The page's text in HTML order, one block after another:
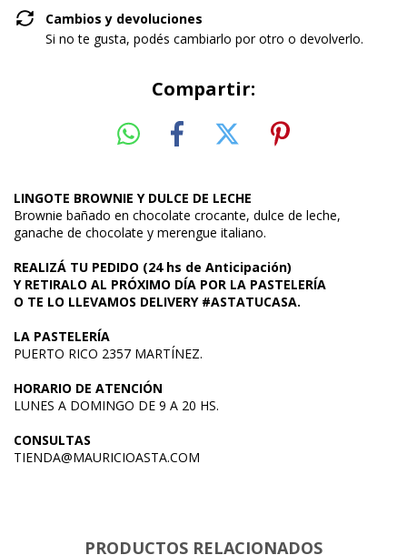
Cambios y devoluciones
Si no te gusta, podés cambiarlo por otro o devolverlo.
Compartir:
LINGOTE BROWNIE Y DULCE DE LECHE
Brownie bañado en chocolate crocante, dulce de leche,
ganache de chocolate y merengue italiano.
REALIZÁ TU PEDIDO (24 hs de Anticipación)
Y RETIRALO AL PRÓXIMO DÍA POR LA PASTELERÍA
O TE LO LLEVAMOS DELIVERY #ASTATUCASA.
LA PASTELERÍA
PUERTO RICO 2357 MARTÍNEZ.
HORARIO DE ATENCIÓN
LUNES A DOMINGO DE 9 A 20 HS.
CONSULTAS
TIENDA@MAURICIOASTA.COM
PRODUCTOS RELACIONADOS